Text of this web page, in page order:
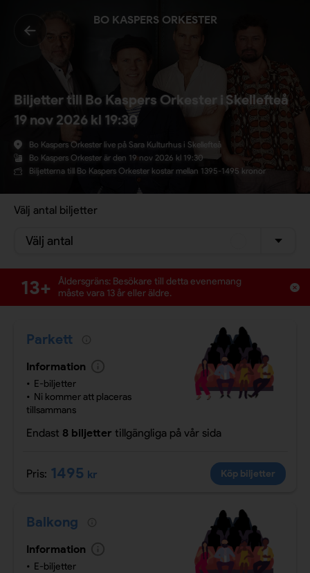
BO KASPERS ORKESTER
Biljetter till Bo Kaspers Orkester i Skellefteå
19 nov 2026 kl 19:30
Bo Kaspers Orkester live på Sara Kulturhus i Skellefteå
Bo Kaspers Orkester är den 19 nov 2026 kl 19:30
Biljetterna till Bo Kaspers Orkester kostar mellan 1395-1495 kronor
Välj antal biljetter
Välj antal
13+
Åldersgräns: Besökare till detta evenemang
måste vara 13 år eller äldre.
Parkett
Information
E-biljetter
Ni kommer att placeras
tillsammans
Endast 8 biljetter tillgängliga på vår sida
Pris: 1495 kr Köp biljetter
Balkong
Information
E-biljetter